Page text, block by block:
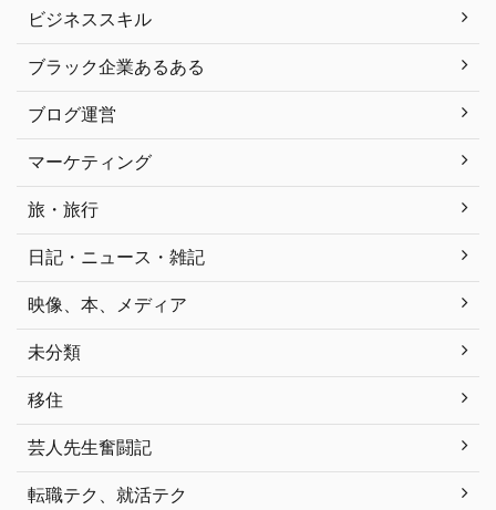
ビジネススキル
ブラック企業あるある
ブログ運営
マーケティング
旅・旅行
日記・ニュース・雑記
映像、本、メディア
未分類
移住
芸人先生奮闘記
転職テク、就活テク